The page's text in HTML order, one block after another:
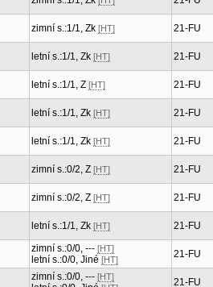
zimní s.:1/1, Zk [HT] 21-FU
letní s.:1/1, Zk [HT] 21-FU
letní s.:1/1, Z [HT] 21-FU
letní s.:1/1, Zk [HT] 21-FU
letní s.:1/1, Zk [HT] 21-FU
zimní s.:0/2, Z [HT] 21-FU
zimní s.:0/2, Z [HT] 21-FU
letní s.:1/1, Zk [HT] 21-FU
zimní s.:0/0, --- [HT]
letní s.:0/0, Jiné [HT] 21-FU
zimní s.:0/0, --- [HT] 21-FU